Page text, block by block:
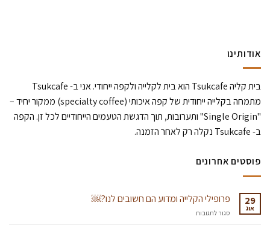
אודותינו
בית קליה Tsukcafe הוא בית לקלייה ולקפה ייחודי. אני ב- Tsukcafe
מתמחה בקלייה ייחודית של קפה איכותי (specialty coffee) ממקור יחיד –
"Single Origin" ותערובות, תוך הדגשת הטעמים הייחודיים לכל זן. הקפה
ב- Tsukcafe נקלה רק לאחר הזמנה.
פוסטים אחרונים
29
אוג
פרופילי הקלייה ומדוע הם חשובים לנו?￼
סגור לתגובות